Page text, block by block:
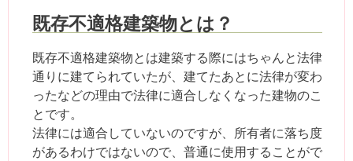
既存不適格建築物とは？
既存不適格建築物とは建築する際にはちゃんと法律
通りに建てられていたが、建てたあとに法律が変わ
ったなどの理由で法律に適合しなくなった建物のこ
とです。
法律には適合していないのですが、所有者に落ち度
があるわけではないので、普通に使用することがで